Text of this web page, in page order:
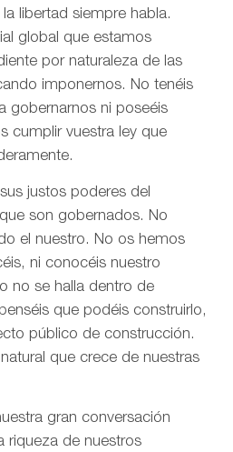
libertad siempre habla.
global que estamos
por naturaleza de las
imponernos. No tenéis
gobernarnos ni poseéis
cumplir vuestra ley que
justos poderes del
son gobernados. No
el nuestro. No os hemos
ni conocéis nuestro
no se halla dentro de
que podéis construirlo,
público de construcción.
que crece de nuestras
gran conversación
riqueza de nuestros